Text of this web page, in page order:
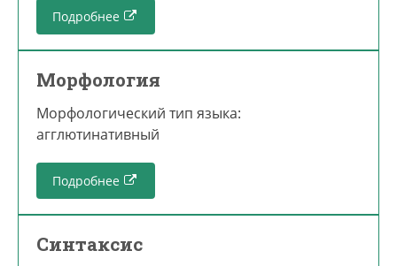
Подробнее
Морфология
Морфологический тип языка:
агглютинативный
Подробнее
Синтаксис